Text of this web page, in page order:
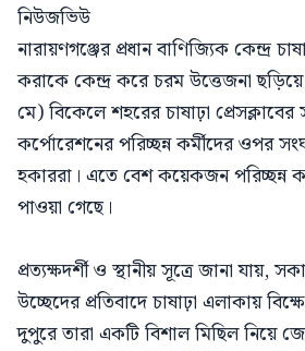
নিউজভিউ
নারায়ণগঞ্জের প্রধান বাণিজ্যিক কেন্দ্র
করাকে কেন্দ্র করে চরম উত্তেজনা
মে) বিকেলে শহরের চাষাঢ়া প্রেসক্লাবের
কর্পোরেশনের পরিচ্ছন্ন কর্মীদের ওপর
হকাররা। এতে বেশ কয়েকজন পরিচ্ছন্ন
পাওয়া গেছে।
প্রত্যক্ষদর্শী ও স্থানীয় সূত্রে জানা যায়,
উচ্ছেদের প্রতিবাদে চাষাঢ়া এলাকায়
দুপুরে তারা একটি বিশাল মিছিল নিয়ে